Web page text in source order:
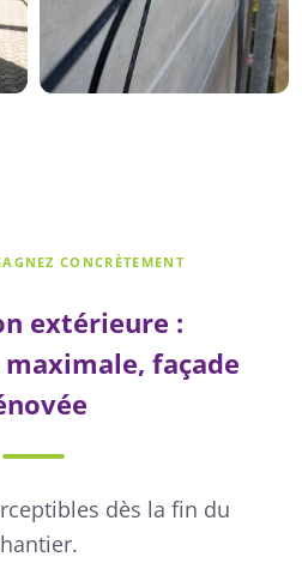
CONCRÈTEMENT
extérieure :
façade
dès la fin du